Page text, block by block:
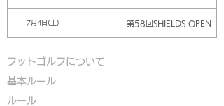
7月4日(土) 第58回SHIELDS OPEN
フットゴルフについて
基本ルール
ルール